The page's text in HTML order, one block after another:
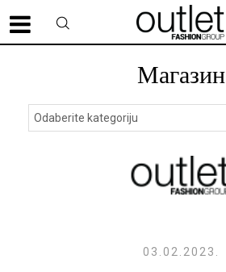
Магазин
03.02.2023.